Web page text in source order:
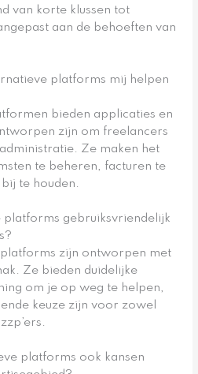
van korte klussen tot
aan de behoeften van
platforms mij helpen
bieden applicaties en
zijn om freelancers
Ze maken het
te beheren, facturen te
te houden.
platforms gebruiksvriendelijk
zijn ontworpen met
Ze bieden duidelijke
om je op weg te helpen,
keuze zijn voor zowel
platforms ook kansen